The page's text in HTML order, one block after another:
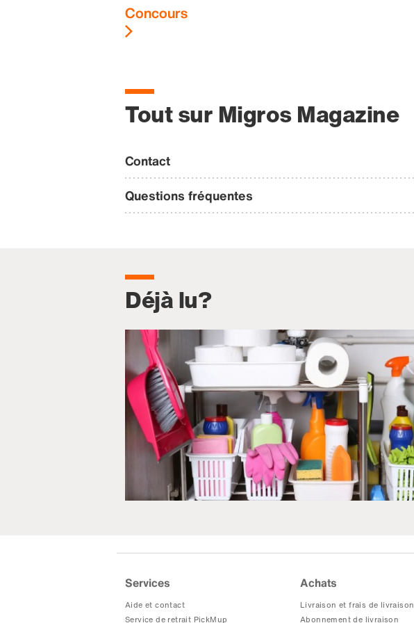
Concours
Tout sur Migros Magazine
Contact
Questions fréquentes
Déjà lu?
Services
Aide et contact
Service de retrait PickMup
Achats
Livraison et frais de livraison
Abonnement de livraison